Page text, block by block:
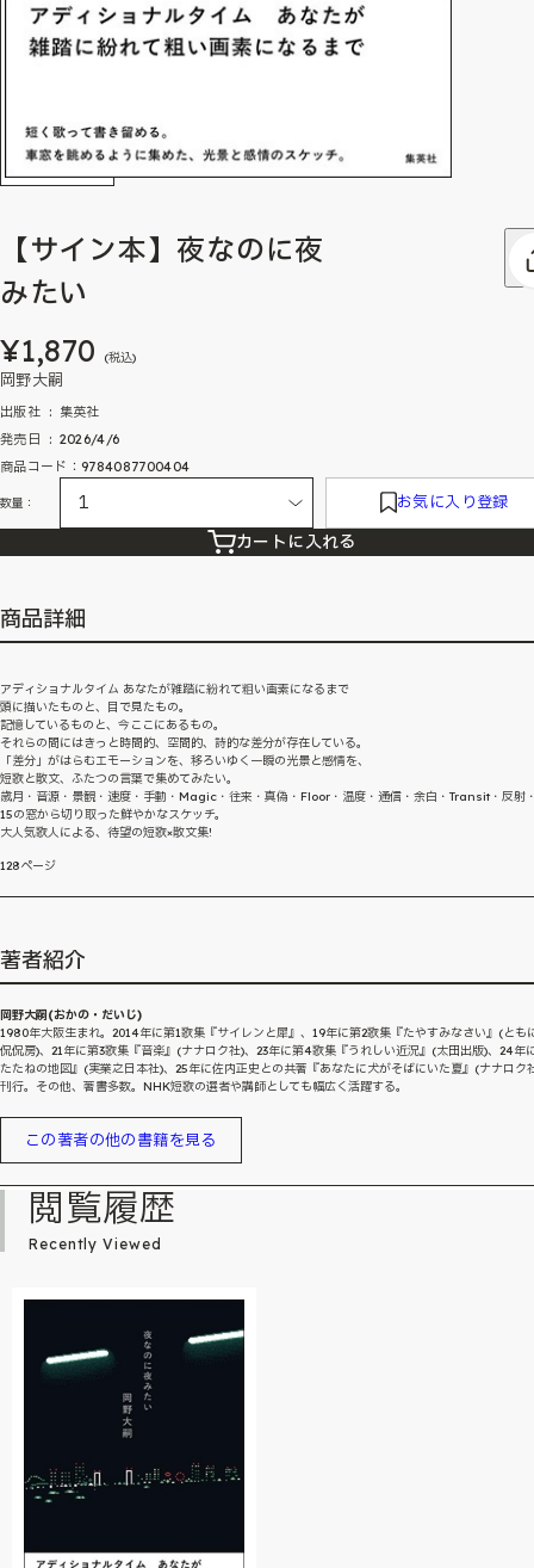
【サイン本】夜なのに夜
みたい
¥1,870 (税込)
岡野大嗣
出版社 ‏ : ‎ 集英社
発売日 ‏ : ‎ 2026/4/6
商品コード：9784087700404
数量： お気に入り登録
カートに入れる
商品詳細
アディショナルタイム あなたが雑踏に紛れて粗い画素になるまで
頭に描いたものと、目で見たもの。
記憶しているものと、今ここにあるもの。
それらの間にはきっと時間的、空間的、詩的な差分が存在している。
「差分」がはらむエモーションを、移ろいゆく一瞬の光景と感情を、
短歌と散文、ふたつの言葉で集めてみたい。
歳月・音源・景観・速度・手動・Magic・往来・真偽・Floor・温度・通信・余白・Transit・反射
15の窓から切り取った鮮やかなスケッチ。
大人気歌人による、待望の短歌×散文集!
128ページ
著者紹介
岡野大嗣(おかの・だいじ)
1980年大阪生まれ。2014年に第1歌集『サイレンと犀』、19年に第2歌集『たやすみなさい』(とも
侃侃房)、21年に第3歌集『音楽』(ナナロク社)、23年に第4歌集『うれしい近況』(太田出版)、24年
たたねの地図』(実業之日本社)、25年に佐内正史との共著『あなたに犬がそばにいた夏』(ナナロク
刊行。その他、著書多数。NHK短歌の選者や講師としても幅広く活躍する。
この著者の他の書籍を見る
閲覧履歴
Recently Viewed